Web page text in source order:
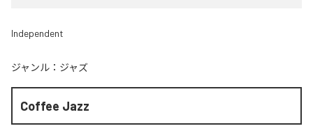
Independent
ジャンル： ジャズ
Coffee Jazz